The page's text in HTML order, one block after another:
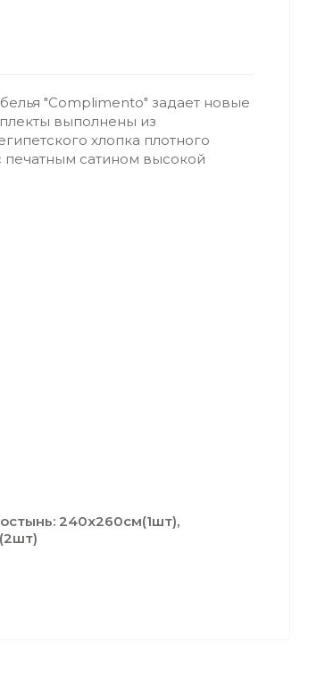
"Complimento" задает новые
выполнены из
хлопка плотного
печатным сатином высокой
240x260cм(1шт),